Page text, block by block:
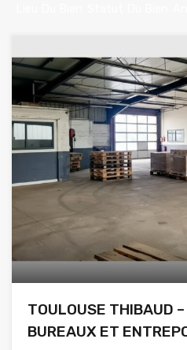
TOULOUSE THIBAUD
BUREAUX ET